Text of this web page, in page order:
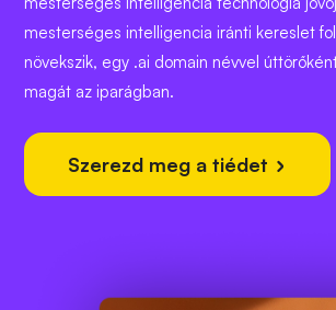
mesterséges intelligencia iránti kereslet
növekszik, egy .ai domain névvel
magát az iparágban.
Szerezd meg a tiédet